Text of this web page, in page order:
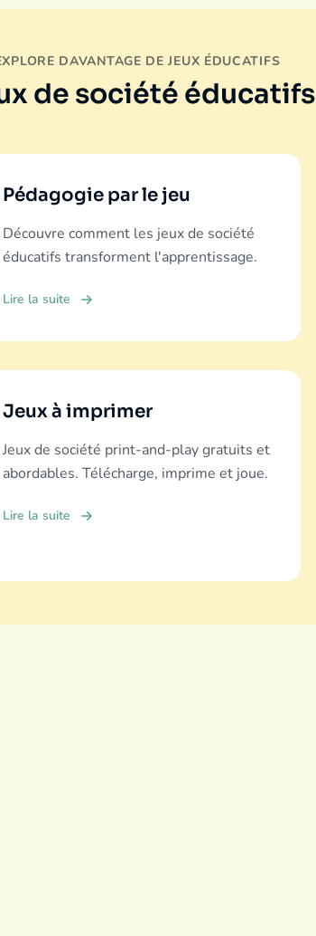
DAVANTAGE DE JEUX ÉDUCATIFS
de société éducatifs
Pédagogie par le jeu
Découvre comment les jeux de société
éducatifs transforment l'apprentissage.
Lire la suite
Jeux à imprimer
Jeux de société print-and-play gratuits et
abordables. Télécharge, imprime et joue.
Lire la suite